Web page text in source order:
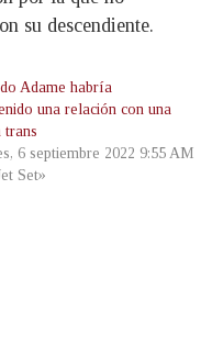
su descendiente.
Adame habría
una relación con una
trans
6 septiembre 2022 9:55 AM
Set»